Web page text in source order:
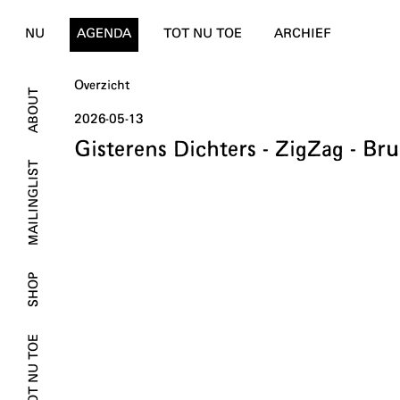
NU AGENDA TOT NU TOE ARCHIEF
ABOUT
MAILINGLIST
SHOP
TOT NU TOE
Overzicht
2026-05-13
Gisterens Dichters - ZigZag -